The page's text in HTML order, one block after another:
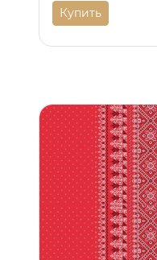
Купить